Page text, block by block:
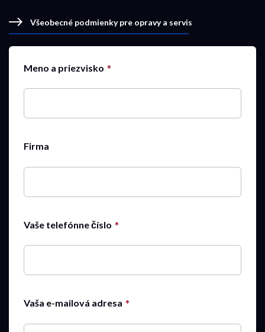
Všeobecné podmienky pre opravy a servis
Meno a priezvisko
Firma
Vaše telefónne číslo
Vaša e-mailová adresa